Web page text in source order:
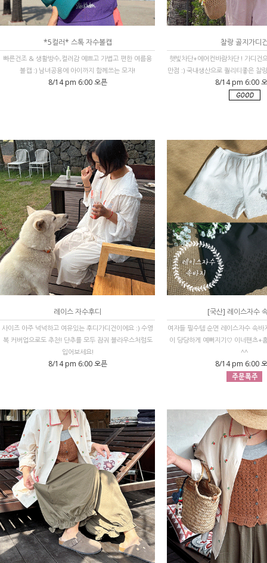
*5컬러* 스톡 자수볼캡
빠른건조 & 생활방수,컬러감 예쁘고 가볍고 편한 여름용
볼캡 :) 남녀공용에 아이까지 함께쓰는 모자!
8/14 pm 6:00 오픈
찰랑 골지가디
햇빛차단+에어컨바람차단 ! 가디건
만점 :) 국내생산으로 퀄리티좋은 찰
8/14 pm 6:00
레이스 자수후디
사이즈 아주 넉넉하고 여유있는 후디가디건이에요 :) 수영
복 커버업으로도 추천! 단추를 모두 잠궈 블라우스처럼도
입어보세요!
8/14 pm 6:00 오픈
[국산] 레이스자수
여자들 필수템 순면 레이스자수 속바
이 당당하게 예뻐지기♡ 이너팬츠+
^^
8/14 pm 6:00